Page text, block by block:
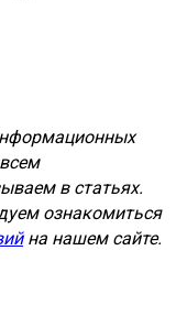
в статьях.
ознакомиться
на нашем сайте.